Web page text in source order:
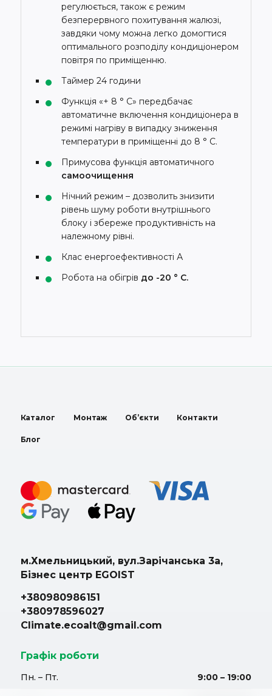
регулюється, також є режим
безперервного похитування жалюзі,
завдяки чому можна легко домогтися
оптимального розподілу кондиціонером
повітря по приміщенню.
Таймер 24 години
Функція «+ 8 ° С» передбачає
автоматичне включення кондиціонера в
режимі нагріву в випадку зниження
температури в приміщенні до 8 ° C.
Примусова функція автоматичного
самоочищення
Нічний режим – дозволить знизити
рівень шуму роботи внутрішнього
блоку і збереже продуктивність на
належному рівні.
Клас енергоефективності А
Робота на обігрів до -20 ° С.
Каталог Монтаж Об’єкти Контакти
Блог
м.Хмельницький, вул.Зарічанська 3а,
Бізнес центр EGOIST
+380980986151
+380978596027
Climate.ecoalt@gmail.com
Графік роботи
Пн. – Пт. 9:00 – 19:00